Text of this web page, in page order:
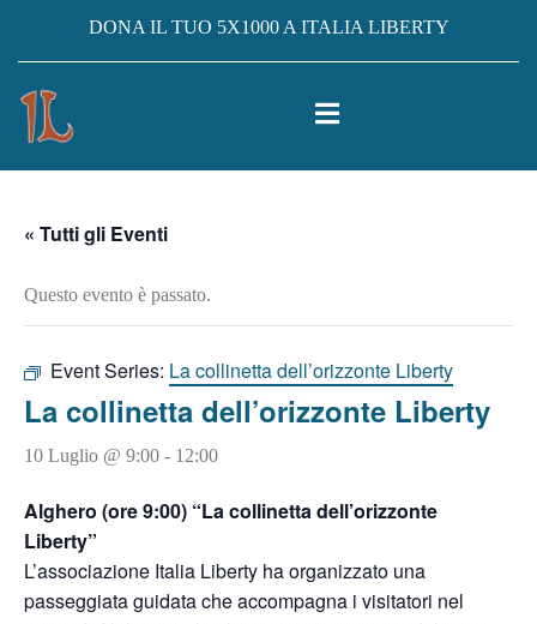
DONA IL TUO 5X1000 A ITALIA LIBERTY
« Tutti gli Eventi
Questo evento è passato.
Event Series: La collinetta dell’orizzonte Liberty
La collinetta dell’orizzonte Liberty
10 Luglio @ 9:00 - 12:00
Alghero (ore 9:00) “La collinetta dell’orizzonte
Liberty”
L’associazione Italia Liberty ha organizzato una
passeggiata guidata che accompagna i visitatori nel